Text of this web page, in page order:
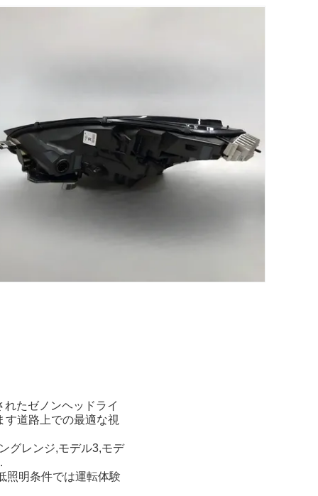
たゼノンヘッドライ
す道路上での最適な視
グレンジ,モデル3,モデ
照明条件では運転体験